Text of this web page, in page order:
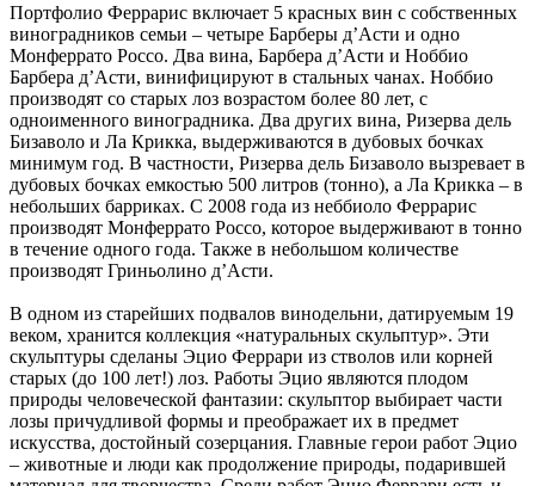
Портфолио Феррарис включает 5 красных вин с собственных
виноградников семьи – четыре Барберы д’Асти и одно
Монферрато Россо. Два вина, Барбера д’Асти и Ноббио
Барбера д’Асти, винифицируют в стальных чанах. Ноббио
производят со старых лоз возрастом более 80 лет, с
одноименного виноградника. Два других вина, Ризерва дель
Бизаволо и Ла Крикка, выдерживаются в дубовых бочках
минимум год. В частности, Ризерва дель Бизаволо вызревает в
дубовых бочках емкостью 500 литров (тонно), а Ла Крикка – в
небольших барриках. С 2008 года из неббиоло Феррарис
производят Монферрато Россо, которое выдерживают в тонно
в течение одного года. Также в небольшом количестве
производят Гриньолино д’Асти.
В одном из старейших подвалов винодельни, датируемым 19
веком, хранится коллекция «натуральных скульптур». Эти
скульптуры сделаны Эцио Феррари из стволов или корней
старых (до 100 лет!) лоз. Работы Эцио являются плодом
природы человеческой фантазии: скульптор выбирает части
лозы причудливой формы и преображает их в предмет
искусства, достойный созерцания. Главные герои работ Эцио
– животные и люди как продолжение природы, подарившей